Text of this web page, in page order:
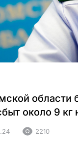
области
около 9 кг
2210